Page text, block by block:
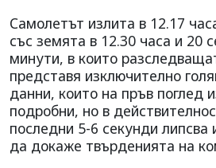
Самолетът излита в 12.17
със земята в 12.30 часа и 20
минути, в които
представя изключително
данни, които на пръв поглед
подробни, но в
последни 5-6 секунди
да докаже твърденията на